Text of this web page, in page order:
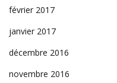
février 2017
janvier 2017
décembre 2016
novembre 2016